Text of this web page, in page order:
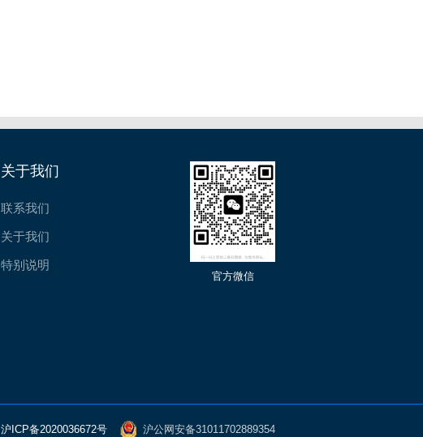
关于我们
联系我们
关于我们
特别说明
官方微信
沪ICP备2020036672号 沪公网安备31011702889354